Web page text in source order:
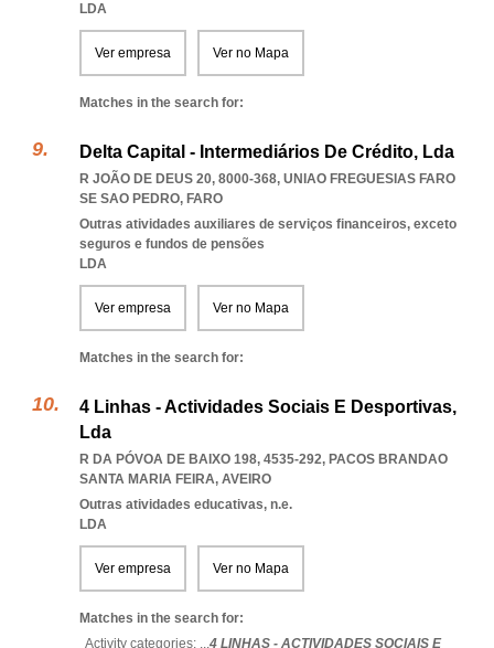
LDA
Ver empresa Ver no Mapa
Matches in the search for:
Delta Capital - Intermediários De Crédito, Lda
R JOÃO DE DEUS 20, 8000-368, UNIAO FREGUESIAS FARO
SE SAO PEDRO, FARO
Outras atividades auxiliares de serviços financeiros, exceto
seguros e fundos de pensões
LDA
Ver empresa Ver no Mapa
Matches in the search for:
4 Linhas - Actividades Sociais E Desportivas,
Lda
R DA PÓVOA DE BAIXO 198, 4535-292, PACOS BRANDAO
SANTA MARIA FEIRA, AVEIRO
Outras atividades educativas, n.e.
LDA
Ver empresa Ver no Mapa
Matches in the search for:
Activity categories: ...4 LINHAS - ACTIVIDADES SOCIAIS E